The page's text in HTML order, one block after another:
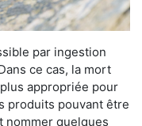
par ingestion
ce cas, la mort
appropriée pour
produits pouvant être
nommer quelques